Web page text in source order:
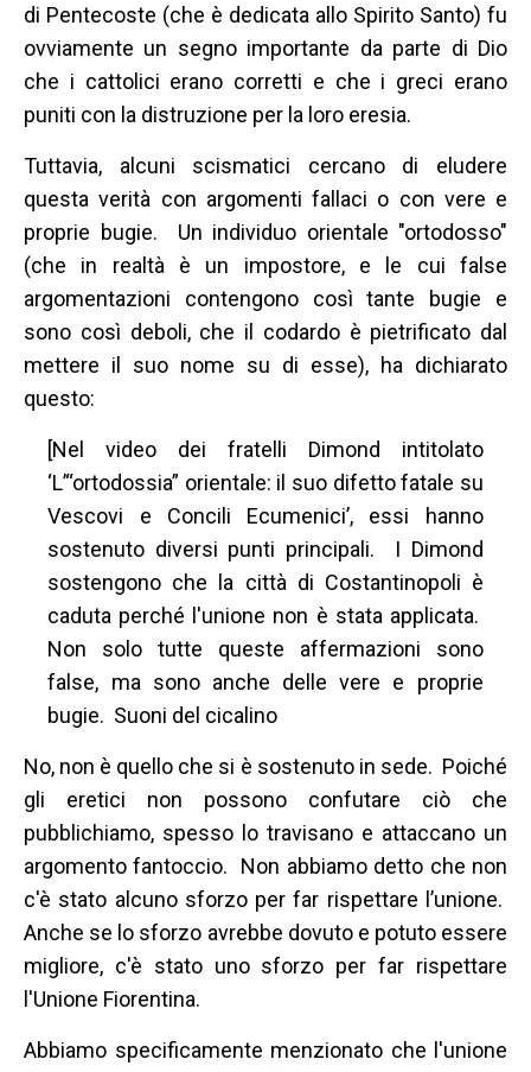
di Pentecoste (che è dedicata allo Spirito Santo) fu
ovviamente un segno importante da parte di Dio
che i cattolici erano corretti e che i greci erano
puniti con la distruzione per la loro eresia.
Tuttavia, alcuni scismatici cercano di eludere
questa verità con argomenti fallaci o con vere e
proprie bugie. Un individuo orientale "ortodosso"
(che in realtà è un impostore, e le cui false
argomentazioni contengono così tante bugie e
sono così deboli, che il codardo è pietrificato dal
mettere il suo nome su di esse), ha dichiarato
questo:
[Nel video dei fratelli Dimond intitolato
‘L’“ortodossia” orientale: il suo difetto fatale su
Vescovi e Concili Ecumenici’, essi hanno
sostenuto diversi punti principali. I Dimond
sostengono che la città di Costantinopoli è
caduta perché l'unione non è stata applicata.
Non solo tutte queste affermazioni sono
false, ma sono anche delle vere e proprie
bugie. Suoni del cicalino
No, non è quello che si è sostenuto in sede. Poiché
gli eretici non possono confutare ciò che
pubblichiamo, spesso lo travisano e attaccano un
argomento fantoccio. Non abbiamo detto che non
c'è stato alcuno sforzo per far rispettare l’unione.
Anche se lo sforzo avrebbe dovuto e potuto essere
migliore, c'è stato uno sforzo per far rispettare
l'Unione Fiorentina.
Abbiamo specificamente menzionato che l'unione